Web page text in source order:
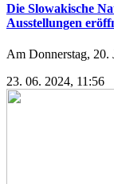
Die Slowakische
Ausstellungen
Am Donnerstag, 20.
23. 06. 2024, 11:56